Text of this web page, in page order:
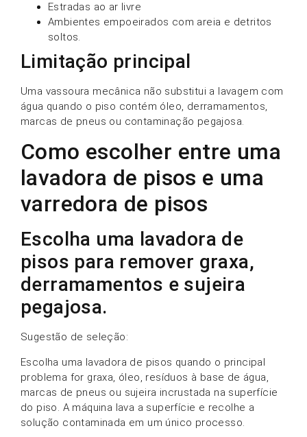
Estradas ao ar livre
Ambientes empoeirados com areia e detritos
soltos.
Limitação principal
Uma vassoura mecânica não substitui a lavagem com
água quando o piso contém óleo, derramamentos,
marcas de pneus ou contaminação pegajosa.
Como escolher entre uma
lavadora de pisos e uma
varredora de pisos
Escolha uma lavadora de
pisos para remover graxa,
derramamentos e sujeira
pegajosa.
Sugestão de seleção:
Escolha uma lavadora de pisos quando o principal
problema for graxa, óleo, resíduos à base de água,
marcas de pneus ou sujeira incrustada na superfície
do piso. A máquina lava a superfície e recolhe a
solução contaminada em um único processo.